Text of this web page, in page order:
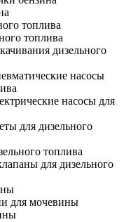
топлива
топлива
дизельного
насосы
насосы для
для дизельного
топлива
для дизельного
для мочевины